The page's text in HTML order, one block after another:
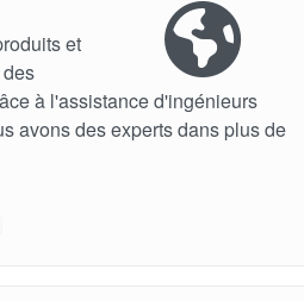
et
à l'assistance d'ingénieurs
avons des experts dans plus de